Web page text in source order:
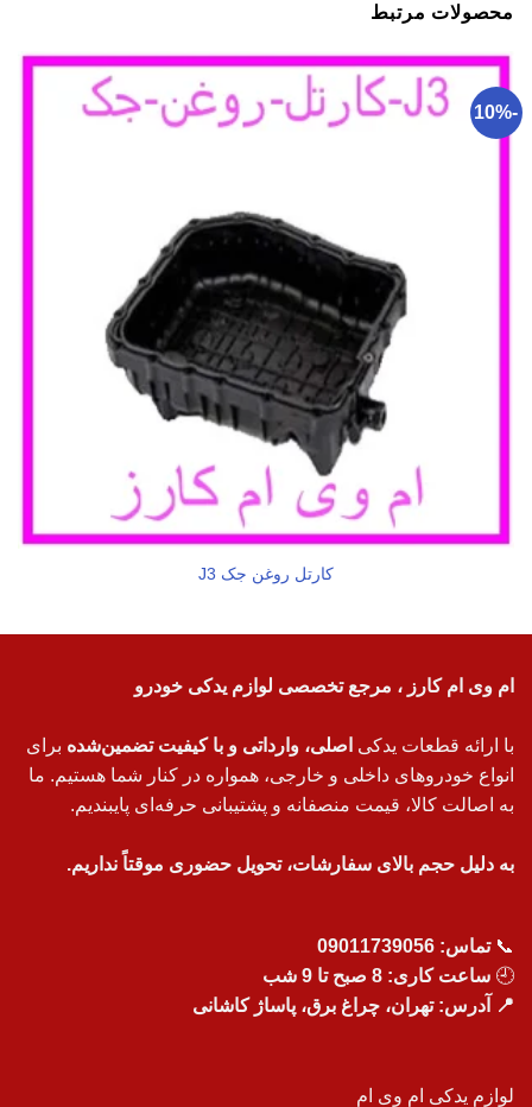
محصولات مرتبط
-10%
کارتل روغن جک J3
ام وی ام کارز ، مرجع تخصصی لوازم یدکی خودرو
با ارائه قطعات یدکی اصلی، وارداتی و با کیفیت تضمین‌شده برای
انواع خودروهای داخلی و خارجی، همواره در کنار شما هستیم. ما
به اصالت کالا، قیمت منصفانه و پشتیبانی حرفه‌ای پایبندیم.
به دلیل حجم بالای سفارشات، تحویل حضوری موقتاً نداریم.
📞تماس: 09011739056
🕘 ساعت کاری: 8 صبح تا 9 شب
📍 آدرس: تهران، چراغ برق، پاساژ کاشانی
لوازم یدکی ام وی ام